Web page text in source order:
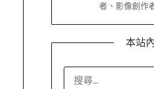
者、影像創作
本站